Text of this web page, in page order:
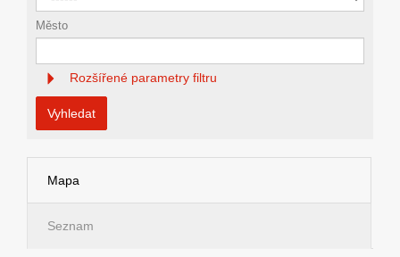
Město
Rozšířené parametry filtru
Vyhledat
Mapa
Seznam